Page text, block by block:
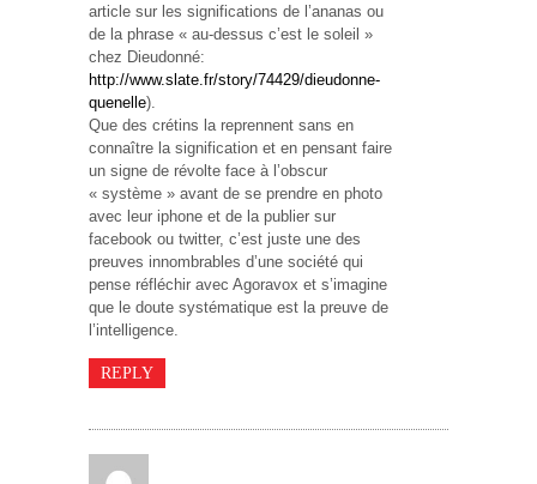
article sur les significations de l’ananas ou
de la phrase « au-dessus c’est le soleil »
chez Dieudonné:
http://www.slate.fr/story/74429/dieudonne-
quenelle).
Que des crétins la reprennent sans en
connaître la signification et en pensant faire
un signe de révolte face à l’obscur
« système » avant de se prendre en photo
avec leur iphone et de la publier sur
facebook ou twitter, c’est juste une des
preuves innombrables d’une société qui
pense réfléchir avec Agoravox et s’imagine
que le doute systématique est la preuve de
l’intelligence.
REPLY